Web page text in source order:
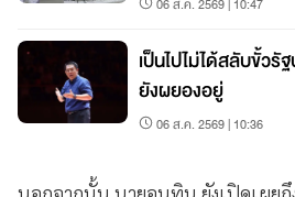
เป็นไปไม่ได้สลับขั้วรั
ยังผยองอยู่
06 ส.ค. 2569 | 10:36